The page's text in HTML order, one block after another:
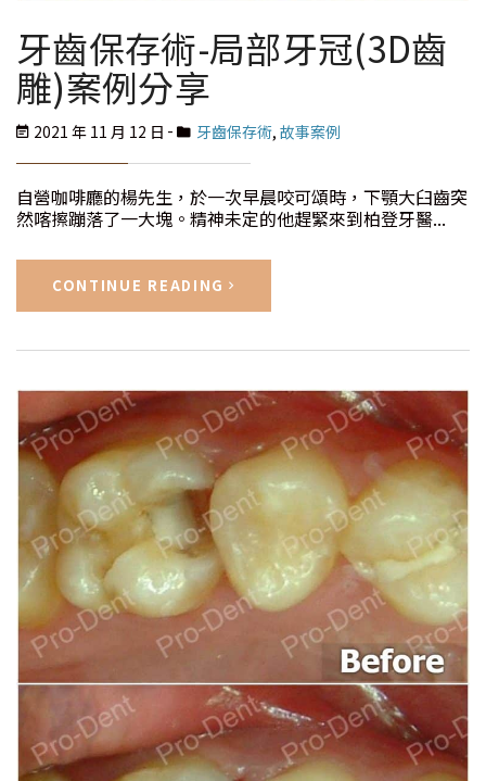
牙齒保存術-局部牙冠(3D齒
雕)案例分享
2021 年 11 月 12 日 牙齒保存術, 故事案例
自營咖啡廳的楊先生，於一次早晨咬可頌時，下顎大臼齒突
然喀擦蹦落了一大塊。精神未定的他趕緊來到柏登牙醫...
CONTINUE READING